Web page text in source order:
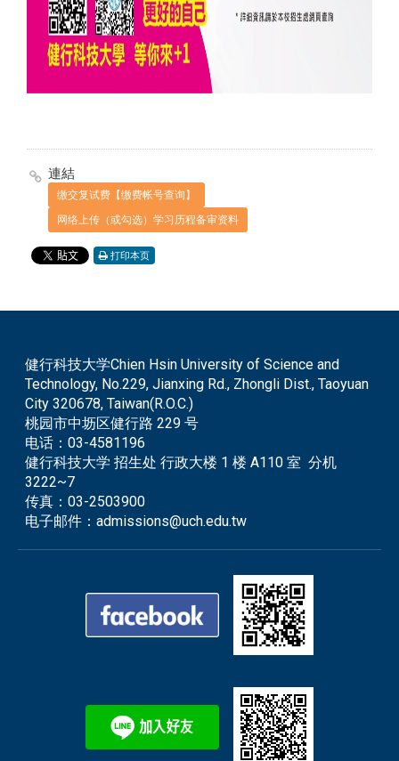
連結
缴交复试费【缴费帐号查询】
网络上传（或勾选）学习历程备审资料
打印本页
健行科技大学Chien Hsin University of Science and
Technology, No.229, Jianxing Rd., Zhongli Dist., Taoyuan
City 320678, Taiwan(R.O.C.)
桃园市中坜区健行路 229 号
电话：03-4581196
健行科技大学 招生处 行政大楼 1 楼 A110 室 分机
3222~7
传真：03-2503900
电子邮件：admissions@uch.edu.tw